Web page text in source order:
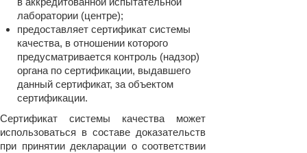
лаборатории (центре);
предоставляет сертификат системы
качества, в отношении которого
предусматривается контроль (надзор)
органа по сертификации, выдавшего
данный сертификат, за объектом
сертификации.
Сертификат системы качества может
использоваться в составе доказательств
при принятии декларации о соответствии